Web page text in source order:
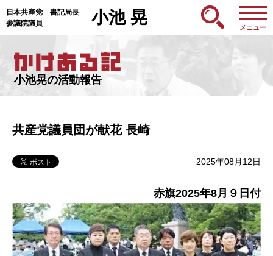
日本共産党 書記局長
参議院議員
小池 晃
メニュー
小池晃の活動報告
共産党議員団が献花 長崎
2025年08月12日
赤旗2025年8月９日付